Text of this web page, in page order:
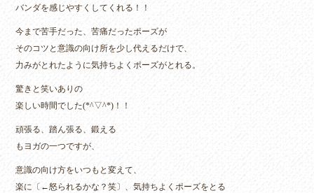
バンダを感じやすくしてくれる！！
今まで苦手だった、苦痛だったポーズが
そのコツと意識の向け所を少し代えるだけで、
力みがとれたように気持ちよくポーズがとれる。
驚きと笑いありの
楽しい時間でした(*^▽^*)！！
頑張る、踏ん張る、鍛える
もヨガの一つですが、
意識の向け方をいつもと変えて、
楽に〔←怒られるかな？笑〕、気持ちよくポーズをとる